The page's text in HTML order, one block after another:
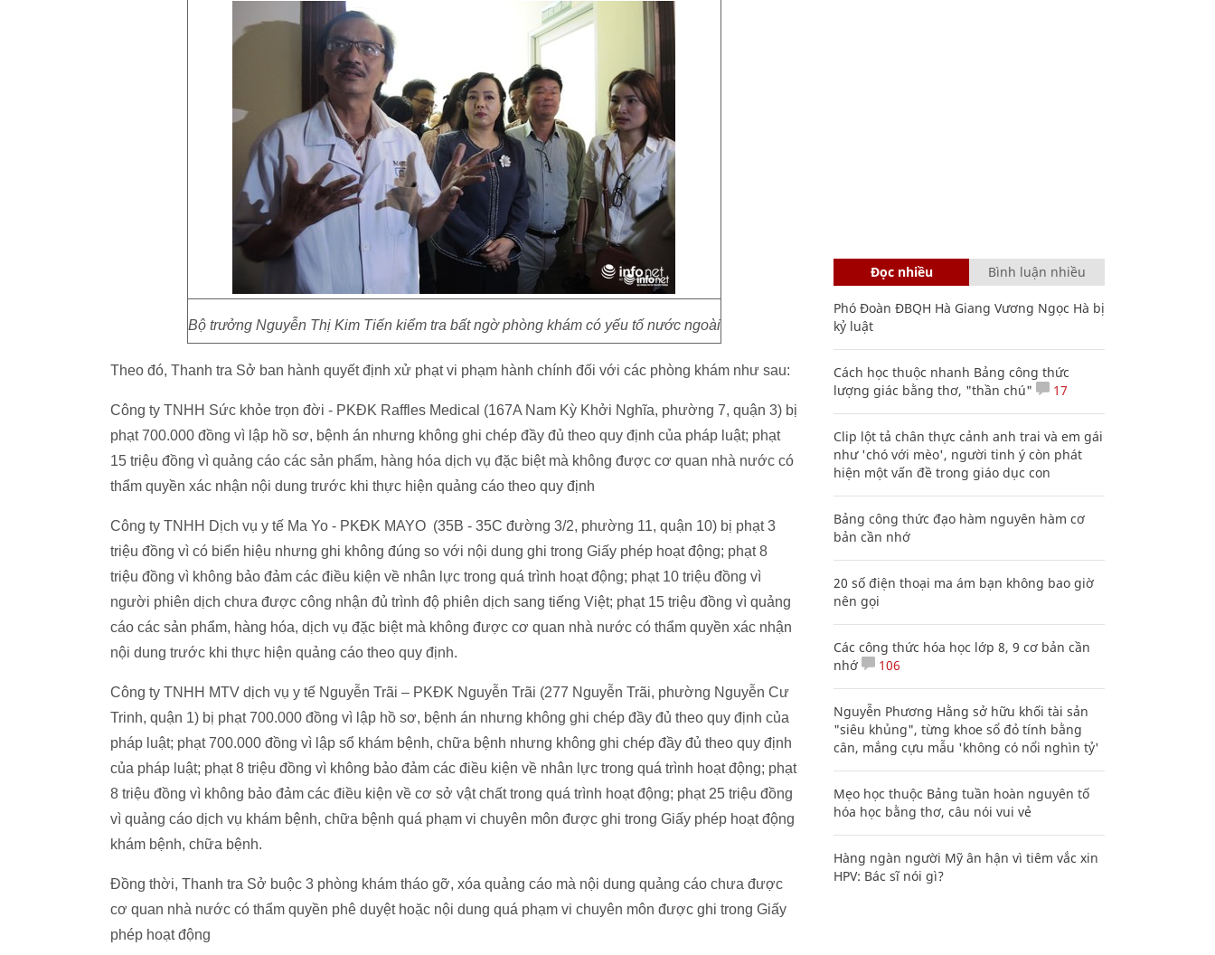
Bộ trưởng Nguyễn Thị Kim Tiến kiểm tra bất ngờ phòng khám có yếu tố nước ngoài
Theo đó, Thanh tra Sở ban hành quyết định xử phạt vi phạm hành chính đối với các phòng khám như sau:
Công ty TNHH Sức khỏe trọn đời - PKĐK Raffles Medical (167A Nam Kỳ Khởi Nghĩa, phường 7, quận 3) bị
phạt 700.000 đồng vì lập hồ sơ, bệnh án nhưng không ghi chép đầy đủ theo quy định của pháp luật; phạt
15 triệu đồng vì quảng cáo các sản phẩm, hàng hóa dịch vụ đặc biệt mà không được cơ quan nhà nước có
thẩm quyền xác nhận nội dung trước khi thực hiện quảng cáo theo quy định
Công ty TNHH Dịch vụ y tế Ma Yo - PKĐK MAYO (35B - 35C đường 3/2, phường 11, quận 10) bị phạt 3
triệu đồng vì có biển hiệu nhưng ghi không đúng so với nội dung ghi trong Giấy phép hoạt động; phạt 8
triệu đồng vì không bảo đảm các điều kiện về nhân lực trong quá trình hoạt động; phạt 10 triệu đồng vì
người phiên dịch chưa được công nhận đủ trình độ phiên dịch sang tiếng Việt; phạt 15 triệu đồng vì quảng
cáo các sản phẩm, hàng hóa, dịch vụ đặc biệt mà không được cơ quan nhà nước có thẩm quyền xác nhận
nội dung trước khi thực hiện quảng cáo theo quy định.
Công ty TNHH MTV dịch vụ y tế Nguyễn Trãi – PKĐK Nguyễn Trãi (277 Nguyễn Trãi, phường Nguyễn Cư
Trinh, quận 1) bị phạt 700.000 đồng vì lập hồ sơ, bệnh án nhưng không ghi chép đầy đủ theo quy định của
pháp luật; phạt 700.000 đồng vì lập sổ khám bệnh, chữa bệnh nhưng không ghi chép đầy đủ theo quy định
của pháp luật; phạt 8 triệu đồng vì không bảo đảm các điều kiện về nhân lực trong quá trình hoạt động; phạt
8 triệu đồng vì không bảo đảm các điều kiện về cơ sở vật chất trong quá trình hoạt động; phạt 25 triệu đồng
vì quảng cáo dịch vụ khám bệnh, chữa bệnh quá phạm vi chuyên môn được ghi trong Giấy phép hoạt động
khám bệnh, chữa bệnh.
Đồng thời, Thanh tra Sở buộc 3 phòng khám tháo gỡ, xóa quảng cáo mà nội dung quảng cáo chưa được
cơ quan nhà nước có thẩm quyền phê duyệt hoặc nội dung quá phạm vi chuyên môn được ghi trong Giấy
phép hoạt động
Đọc nhiều Bình luận nhiều
Phó Đoàn ĐBQH Hà Giang Vương Ngọc Hà bị
kỷ luật
Cách học thuộc nhanh Bảng công thức
lượng giác bằng thơ, "thần chú"
17
Clip lột tả chân thực cảnh anh trai và em gái
như 'chó với mèo', người tinh ý còn phát
hiện một vấn đề trong giáo dục con
Bảng công thức đạo hàm nguyên hàm cơ
bản cần nhớ
20 số điện thoại ma ám bạn không bao giờ
nên gọi
Các công thức hóa học lớp 8, 9 cơ bản cần
nhớ
106
Nguyễn Phương Hằng sở hữu khối tài sản
"siêu khủng", từng khoe sổ đỏ tính bằng
cân, mắng cựu mẫu 'không có nổi nghìn tỷ'
Mẹo học thuộc Bảng tuần hoàn nguyên tố
hóa học bằng thơ, câu nói vui vẻ
Hàng ngàn người Mỹ ân hận vì tiêm vắc xin
HPV: Bác sĩ nói gì?